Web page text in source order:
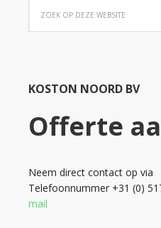
KOSTON NOORD BV
Offerte
Neem direct contact op via
Telefoonnummer +31 (0)
mail